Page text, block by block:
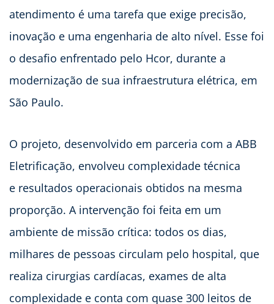
atendimento é uma tarefa que exige precisão,
inovação e uma engenharia de alto nível. Esse foi
o desafio enfrentado pelo Hcor, durante a
modernização de sua infraestrutura elétrica, em
São Paulo.
O projeto, desenvolvido em parceria com a ABB
Eletrificação, envolveu complexidade técnica
e resultados operacionais obtidos na mesma
proporção. A intervenção foi feita em um
ambiente de missão crítica: todos os dias,
milhares de pessoas circulam pelo hospital, que
realiza cirurgias cardíacas, exames de alta
complexidade e conta com quase 300 leitos de